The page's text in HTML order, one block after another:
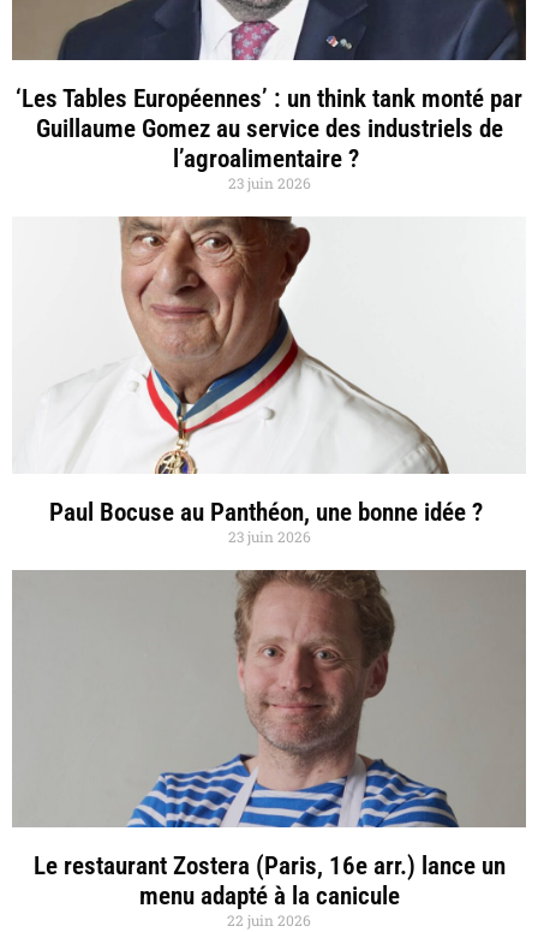
‘Les Tables Européennes’ : un think tank monté par
Guillaume Gomez au service des industriels de
l’agroalimentaire ?
23 juin 2026
Paul Bocuse au Panthéon, une bonne idée ?
23 juin 2026
Le restaurant Zostera (Paris, 16e arr.) lance un
menu adapté à la canicule
22 juin 2026